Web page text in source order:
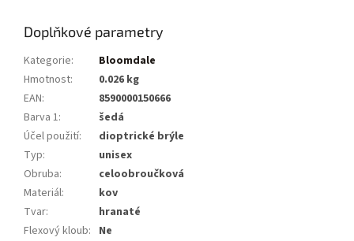
Doplňkové parametry
Kategorie:
Bloomdale
Hmotnost:
0.026 kg
EAN:
8590000150666
Barva 1:
šedá
Účel použití:
dioptrické brýle
Typ:
unisex
Obruba:
celoobroučková
Materiál:
kov
Tvar:
hranaté
Flexový kloub: Ne